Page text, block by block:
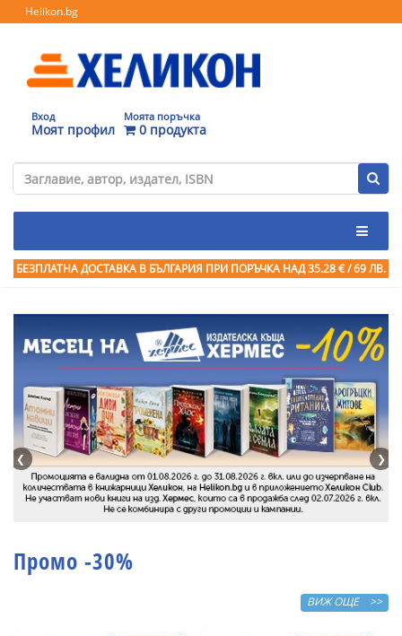
Helikon.bg
Вход
Моят профил
Моята поръчка
0 продукта
БЕЗПЛАТНА ДОСТАВКА В БЪЛГАРИЯ ПРИ ПОРЪЧКА НАД 35.28 € / 69 ЛВ.
❮ ❯
Промо -30%
ВИЖ ОЩЕ >>